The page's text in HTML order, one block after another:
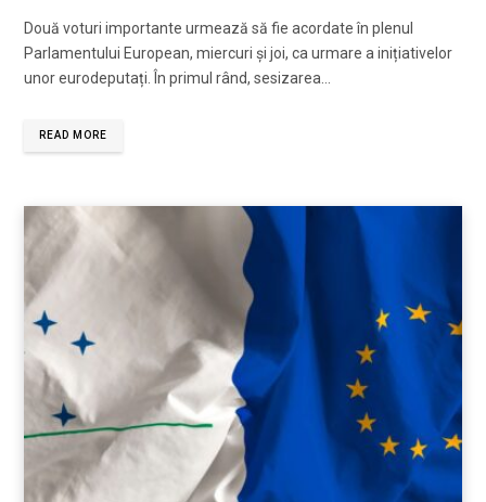
Două voturi importante urmează să fie acordate în plenul
Parlamentului European, miercuri și joi, ca urmare a inițiativelor
unor eurodeputați. În primul rând, sesizarea…
READ MORE